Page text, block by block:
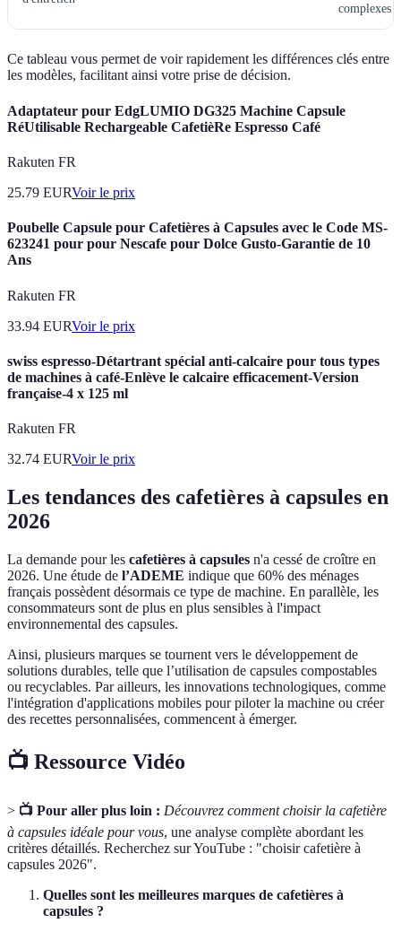
complexes
Ce tableau vous permet de voir rapidement les différences clés entre
les modèles, facilitant ainsi votre prise de décision.
Adaptateur pour EdgLUMIO DG325 Machine Capsule
RéUtilisable Rechargeable CafetièRe Espresso Café
Rakuten FR
25.79 EURVoir le prix
Poubelle Capsule pour Cafetières à Capsules avec le Code MS-
623241 pour pour Nescafe pour Dolce Gusto-Garantie de 10
Ans
Rakuten FR
33.94 EURVoir le prix
swiss espresso-Détartrant spécial anti-calcaire pour tous types
de machines à café-Enlève le calcaire efficacement-Version
française-4 x 125 ml
Rakuten FR
32.74 EURVoir le prix
Les tendances des cafetières à capsules en
2026
La demande pour les cafetières à capsules n'a cessé de croître en
2026. Une étude de l’ADEME indique que 60% des ménages
français possèdent désormais ce type de machine. En parallèle, les
consommateurs sont de plus en plus sensibles à l'impact
environnemental des capsules.
Ainsi, plusieurs marques se tournent vers le développement de
solutions durables, telle que l’utilisation de capsules compostables
ou recyclables. Par ailleurs, les innovations technologiques, comme
l'intégration d'applications mobiles pour piloter la machine ou créer
des recettes personnalisées, commencent à émerger.
📺 Ressource Vidéo
> 📺 Pour aller plus loin : Découvrez comment choisir la cafetière
à capsules idéale pour vous, une analyse complète abordant les
critères détaillés. Recherchez sur YouTube : "choisir cafetière à
capsules 2026".
Quelles sont les meilleures marques de cafetières à
capsules ?